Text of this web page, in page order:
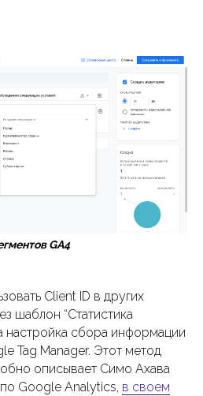
GA4
Client ID в других
шаблон “Статистика
настройка сбора информации
Tag Manager. Этот метод
описывает Симо Ахава
Google Analytics, в своем